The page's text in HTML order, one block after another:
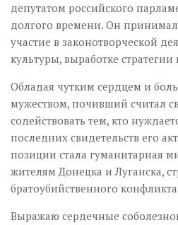
депутатом российского
долгого времени. Он
участие в законотворческой
культуры, выработке
Обладая чутким сердцем и
мужеством, почивший считал
содействовать тем, кто
последних свидетельств его
позиции стала гуманитарная
жителям Донецка и Луганска,
братоубийственного
Выражаю сердечные